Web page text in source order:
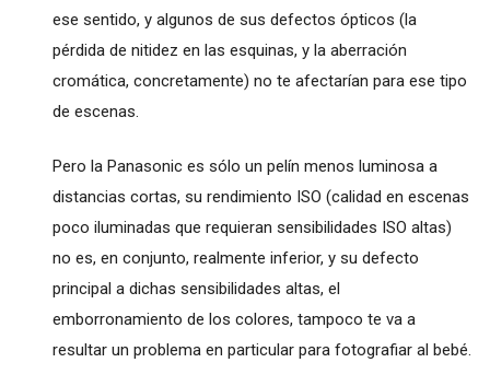
ese sentido, y algunos de sus defectos ópticos (la
pérdida de nitidez en las esquinas, y la aberración
cromática, concretamente) no te afectarían para ese tipo
de escenas.
Pero la Panasonic es sólo un pelín menos luminosa a
distancias cortas, su rendimiento ISO (calidad en escenas
poco iluminadas que requieran sensibilidades ISO altas)
no es, en conjunto, realmente inferior, y su defecto
principal a dichas sensibilidades altas, el
emborronamiento de los colores, tampoco te va a
resultar un problema en particular para fotografiar al bebé.